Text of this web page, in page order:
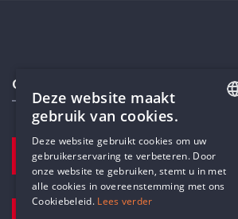
Contactgegevens
TELEFOON
+32 3 233 70 32
E-MAILADRES
DUTCH
Deze website maakt
gebruik van cookies.
Deze website gebruikt cookies om uw
gebruikerservaring te verbeteren. Door
onze website te gebruiken, stemt u in met
alle cookies in overeenstemming met ons
Cookiebeleid. Lees verder